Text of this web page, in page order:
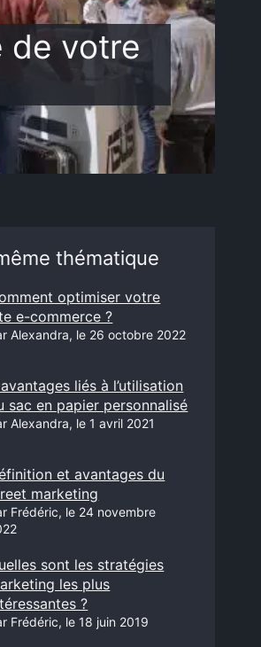
de votre
thématique
optimiser votre
e-commerce ?
Alexandra, le 26 octobre 2022
liés à l’utilisation
sac en papier personnalisé
Alexandra, le 1 avril 2021
et avantages du
marketing
Frédéric, le 24 novembre
sont les stratégies
les plus
?
Frédéric, le 18 juin 2019